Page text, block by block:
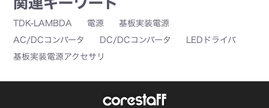
TDK-LAMBDA 電源
基板実装電源
AC/DCコンバータ
DC/DCコンバータ
LEDドライバ
基板実装電源アクセサリ